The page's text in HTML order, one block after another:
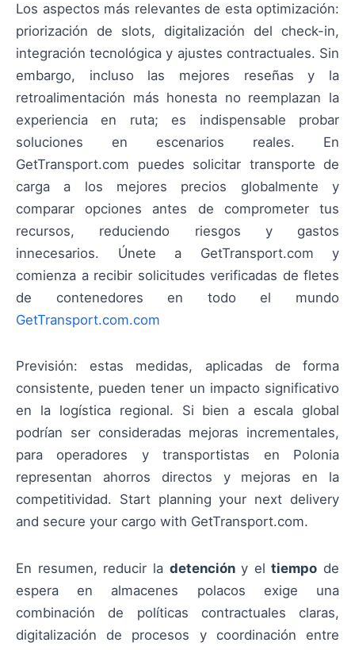
Los aspectos más relevantes de esta optimización:
priorización de slots, digitalización del check-in,
integración tecnológica y ajustes contractuales. Sin
embargo, incluso las mejores reseñas y la
retroalimentación más honesta no reemplazan la
experiencia en ruta; es indispensable probar
soluciones en escenarios reales. En
GetTransport.com puedes solicitar transporte de
carga a los mejores precios globalmente y
comparar opciones antes de comprometer tus
recursos, reduciendo riesgos y gastos
innecesarios. Únete a GetTransport.com y
comienza a recibir solicitudes verificadas de fletes
de contenedores en todo el mundo
GetTransport.com.com
Previsión: estas medidas, aplicadas de forma
consistente, pueden tener un impacto significativo
en la logística regional. Si bien a escala global
podrían ser consideradas mejoras incrementales,
para operadores y transportistas en Polonia
representan ahorros directos y mejoras en la
competitividad. Start planning your next delivery
and secure your cargo with GetTransport.com.
En resumen, reducir la detencióny eltiempo de
espera en almacenes polacos exige una
combinación de políticas contractuales claras,
digitalización de procesos y coordinación entre